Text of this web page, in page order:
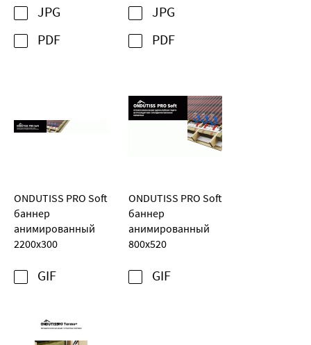
JPG
PDF
JPG
PDF
ONDUTISS PRO Soft
баннер
анимированный
2200х300
GIF
ONDUTISS PRO Soft
баннер
анимированный
800х520
GIF